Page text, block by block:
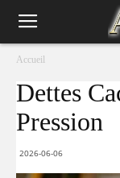
Accueil
Dettes
Pression
2026-06-06